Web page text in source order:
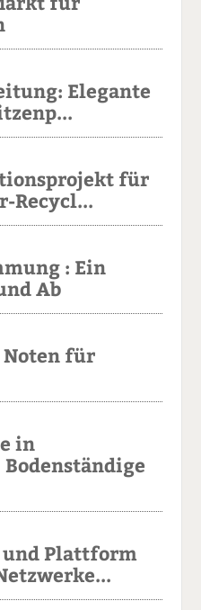
Elegante
für
Recycl...
: Ein
Ab
Noten für
in
und Plattform